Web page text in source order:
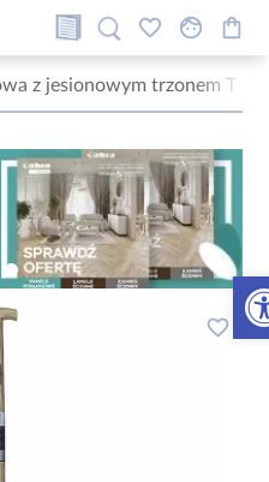
z jesionowym trzonem T